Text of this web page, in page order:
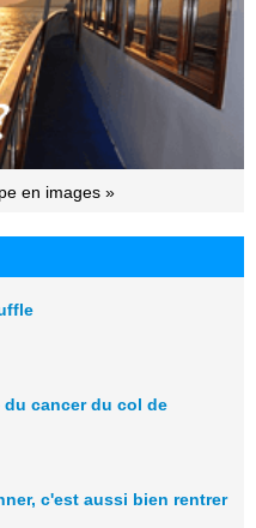
en images »
du cancer du col de
c'est aussi bien rentrer